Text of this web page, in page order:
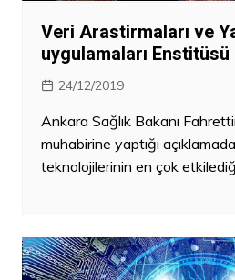
Veri Arastirmaları ve
uygulamaları Enstitüsü
24/12/2019
Ankara Sağlık Bakanı
muhabirine yaptığı
teknolojilerinin en çok